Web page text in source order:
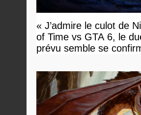
« J’admire le culot de
of Time vs GTA 6, le
prévu semble se